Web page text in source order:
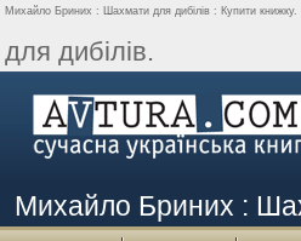
Михайло Бриних : Шахмати для дибілів : Купити книжку.
для дибілів.
Михайло Бриних :